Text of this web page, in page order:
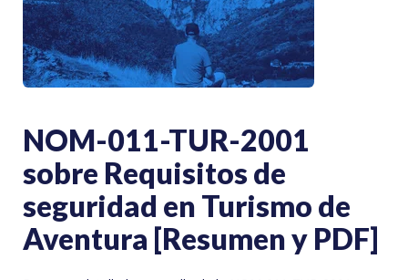
NOM-011-TUR-2001
sobre Requisitos de
seguridad en Turismo de
Aventura [Resumen y PDF]